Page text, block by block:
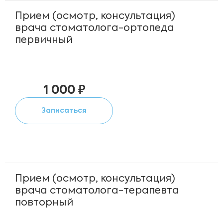
Прием (осмотр, консультация)
врача стоматолога-ортопеда
первичный
1 000 ₽
Записаться
Прием (осмотр, консультация)
врача стоматолога-терапевта
повторный